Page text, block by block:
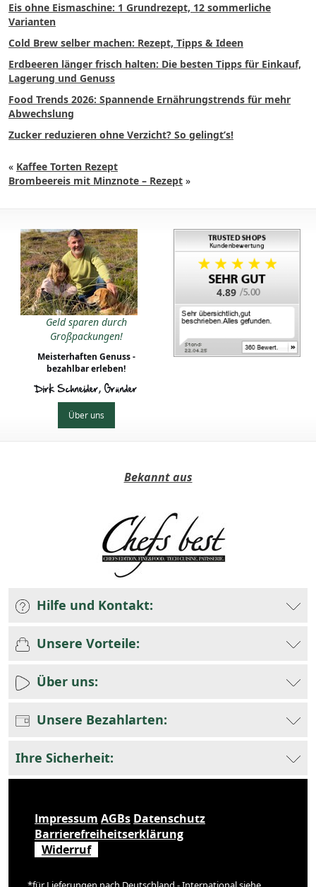
Eis ohne Eismaschine: 1 Grundrezept, 12 sommerliche
Varianten
Cold Brew selber machen: Rezept, Tipps & Ideen
Erdbeeren länger frisch halten: Die besten Tipps für Einkauf,
Lagerung und Genuss
Food Trends 2026: Spannende Ernährungstrends für mehr
Abwechslung
Zucker reduzieren ohne Verzicht? So gelingt’s!
« Kaffee Torten Rezept
Brombeereis mit Minznote – Rezept »
Geld sparen durch
Großpackungen!
Meisterhaften Genuss -
bezahlbar erleben!
Dirk Schneider, Gründer
Über uns
4.89
Bekannt aus
Hilfe und Kontakt:
Unsere Vorteile:
Über uns:
Unsere Bezahlarten:
Ihre Sicherheit:
Impressum AGBs Datenschutz
Barrierefreiheitserklärung
Widerruf